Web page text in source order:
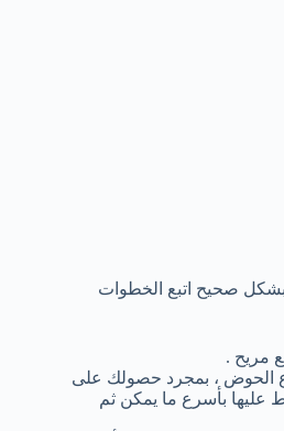
بشكل صحيح اتبع الخطوات
مريح .
الحوض ، بمجرد حصولك على
عليها بأسرع ما يمكن ثم